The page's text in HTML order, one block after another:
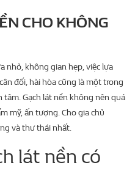
CHO KHÔNG
nhỏ, không gian hẹp, việc lựa
đối, hài hòa cũng là một trong
Gạch lát nền không nên quá
mỹ, ấn tượng. Cho gia chủ
và thư thái nhất.
lát nền có